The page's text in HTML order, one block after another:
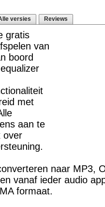
versies Reviews
gratis
van
boord
met
aan te
over
naar MP3,
vanaf ieder audio
formaat.